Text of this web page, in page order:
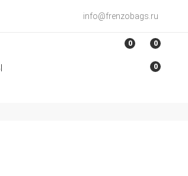
info@frenzobags.ru
0 0
0